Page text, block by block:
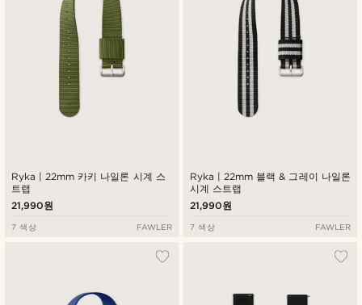
Ryka | 22mm 카키 나일론 시계 스
트랩
21,990원
7 색상 FAWLER
Ryka | 22mm 블랙 & 그레이 나일론
시계 스트랩
21,990원
7 색상 FAWLER